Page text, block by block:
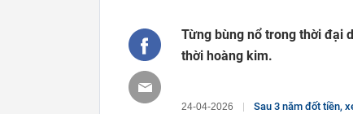
Từng bùng nổ trong thời đại
thời hoàng kim.
24-04-2026 Sau 3 năm đốt tiền,